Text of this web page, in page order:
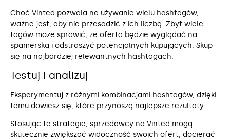
Choć Vinted pozwala na używanie wielu hashtagów,
ważne jest, aby nie przesadzić z ich liczbą. Zbyt wiele
tagów może sprawić, że oferta będzie wyglądać na
spamerską i odstraszyć potencjalnych kupujących. Skup
się na najbardziej relewantnych hashtagach.
Testuj i analizuj
Eksperymentuj z różnymi kombinacjami hashtagów, dzięki
temu dowiesz się, które przynoszą najlepsze rezultaty.
Stosując te strategie, sprzedawcy na Vinted mogą
skutecznie zwiększać widoczność swoich ofert, docierać